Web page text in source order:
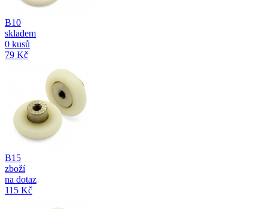
B10
skladem
0 kusů
79 Kč
B15
zboží
na dotaz
115 Kč